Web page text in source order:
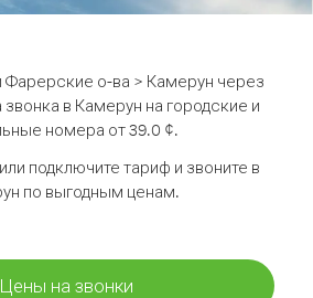
Фарерские о-ва > Камерун через
звонка в Камерун на городские и
номера от 39.0 ¢.
подключите тариф и звоните в
по выгодным ценам.
Цены на звонки